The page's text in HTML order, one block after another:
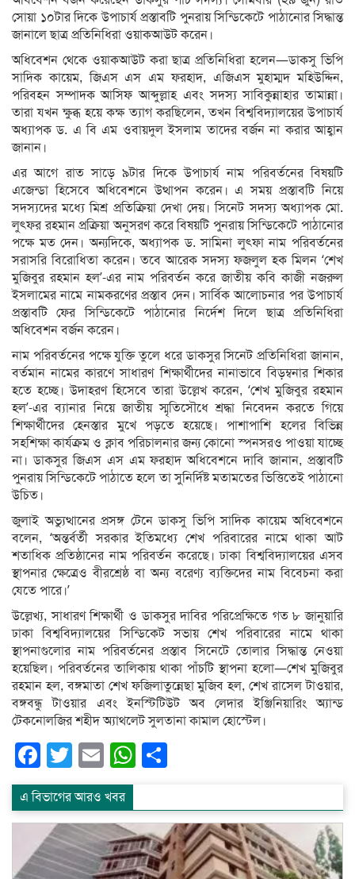
সোয়া ১০টার দিকে উপাচার্য প্রস্তাবটি পুনরায় সিন্ডিকেটে পাঠানোর সিদ্ধান্ত
জানালে ছাত্র প্রতিনিধিরা ওয়াকআউট করেন।
অধিবেশন থেকে ওয়াকআউট করা ছাত্র প্রতিনিধিরা হলেন—ডাকসু ভিপি
সাদিক কায়েম, জিএস এস এম ফরহাদ, এজিএস মুহাম্মদ মহিউদ্দিন,
পরিবহন সম্পাদক আসিফ আব্দুল্লাহ এবং সদস্য সাবিকুন্নাহার তামান্না।
তারা যখন ক্ষুব্ধ হয়ে কক্ষ ত্যাগ করছিলেন, তখন বিশ্ববিদ্যালয়ের উপাচার্য
অধ্যাপক ড. এ বি এম ওবায়দুল ইসলাম তাদের বর্জন না করার আহ্বান
জানান।
এর আগে রাত সাড়ে ৯টার দিকে উপাচার্য নাম পরিবর্তনের বিষয়টি
এজেন্ডা হিসেবে অধিবেশনে উত্থাপন করেন। এ সময় প্রস্তাবটি নিয়ে
সদস্যদের মধ্যে মিশ্র প্রতিক্রিয়া দেখা দেয়। সিনেট সদস্য অধ্যাপক মো.
লুৎফর রহমান প্রক্রিয়া অনুসরণ করে বিষয়টি পুনরায় সিন্ডিকেটে পাঠানোর
পক্ষে মত দেন। অন্যদিকে, অধ্যাপক ড. সামিনা লুৎফা নাম পরিবর্তনের
সরাসরি বিরোধিতা করেন। তবে আরেক সদস্য ফজলুল হক মিলন ‘শেখ
মুজিবুর রহমান হল’-এর নাম পরিবর্তন করে জাতীয় কবি কাজী নজরুল
ইসলামের নামে নামকরণের প্রস্তাব দেন। সার্বিক আলোচনার পর উপাচার্য
প্রস্তাবটি ফের সিন্ডিকেটে পাঠানোর নির্দেশ দিলে ছাত্র প্রতিনিধিরা
অধিবেশন বর্জন করেন।
নাম পরিবর্তনের পক্ষে যুক্তি তুলে ধরে ডাকসুর সিনেট প্রতিনিধিরা জানান,
বর্তমান নামের কারণে সাধারণ শিক্ষার্থীদের নানাভাবে বিড়ম্বনার শিকার
হতে হচ্ছে। উদাহরণ হিসেবে তারা উল্লেখ করেন, ‘শেখ মুজিবুর রহমান
হল’-এর ব্যানার নিয়ে জাতীয় স্মৃতিসৌধে শ্রদ্ধা নিবেদন করতে গিয়ে
শিক্ষার্থীদের হেনস্তার মুখে পড়তে হয়েছে। পাশাপাশি হলের বিভিন্ন
সহশিক্ষা কার্যক্রম ও ক্লাব পরিচালনার জন্য কোনো স্পনসরও পাওয়া যাচ্ছে
না। ডাকসুর জিএস এস এম ফরহাদ অধিবেশনে দাবি জানান, প্রস্তাবটি
পুনরায় সিন্ডিকেটে পাঠাতে হলে তা সুনির্দিষ্ট মতামতের ভিত্তিতেই পাঠানো
উচিত।
জুলাই অভ্যুত্থানের প্রসঙ্গ টেনে ডাকসু ভিপি সাদিক কায়েম অধিবেশনে
বলেন, ‘অন্তর্বর্তী সরকার ইতিমধ্যে শেখ পরিবারের নামে থাকা আট
শতাধিক প্রতিষ্ঠানের নাম পরিবর্তন করেছে। ঢাকা বিশ্ববিদ্যালয়ের এসব
স্থাপনার ক্ষেত্রেও বীরশ্রেষ্ঠ বা অন্য বরেণ্য ব্যক্তিদের নাম বিবেচনা করা
যেতে পারে।’
উল্লেখ্য, সাধারণ শিক্ষার্থী ও ডাকসুর দাবির পরিপ্রেক্ষিতে গত ৮ জানুয়ারি
ঢাকা বিশ্ববিদ্যালয়ের সিন্ডিকেট সভায় শেখ পরিবারের নামে থাকা
স্থাপনাগুলোর নাম পরিবর্তনের প্রস্তাব সিনেটে তোলার সিদ্ধান্ত নেওয়া
হয়েছিল। পরিবর্তনের তালিকায় থাকা পাঁচটি স্থাপনা হলো—শেখ মুজিবুর
রহমান হল, বঙ্গমাতা শেখ ফজিলাতুন্নেছা মুজিব হল, শেখ রাসেল টাওয়ার,
বঙ্গবন্ধু টাওয়ার এবং ইনস্টিটিউট অব লেদার ইঞ্জিনিয়ারিং অ্যান্ড
টেকনোলজির শহীদ অ্যাথলেট সুলতানা কামাল হোস্টেল।
Facebook
Twitter
EmailWhatsApp
এ বিভাগের আরও খবর